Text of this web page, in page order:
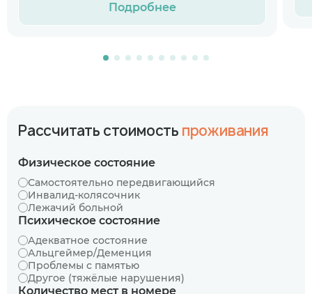
Подробнее
Рассчитать стоимость проживания
Физическое состояние
Самостоятельно передвигающийся
Инвалид-колясочник
Лежачий больной
Психическое состояние
Адекватное состояние
Альцгеймер/Деменция
Проблемы с памятью
Другое (тяжёлые нарушения)
Количество мест в номере